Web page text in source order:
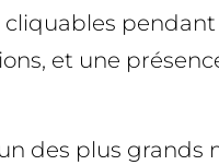
et une
des plus